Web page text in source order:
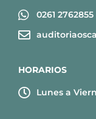
0261 2762855
HORARIOS
Lunes a